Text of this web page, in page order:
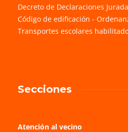
Decreto de Declaraciones
Código de edificación -
Transportes escolares
Secciones
Atención al vecino